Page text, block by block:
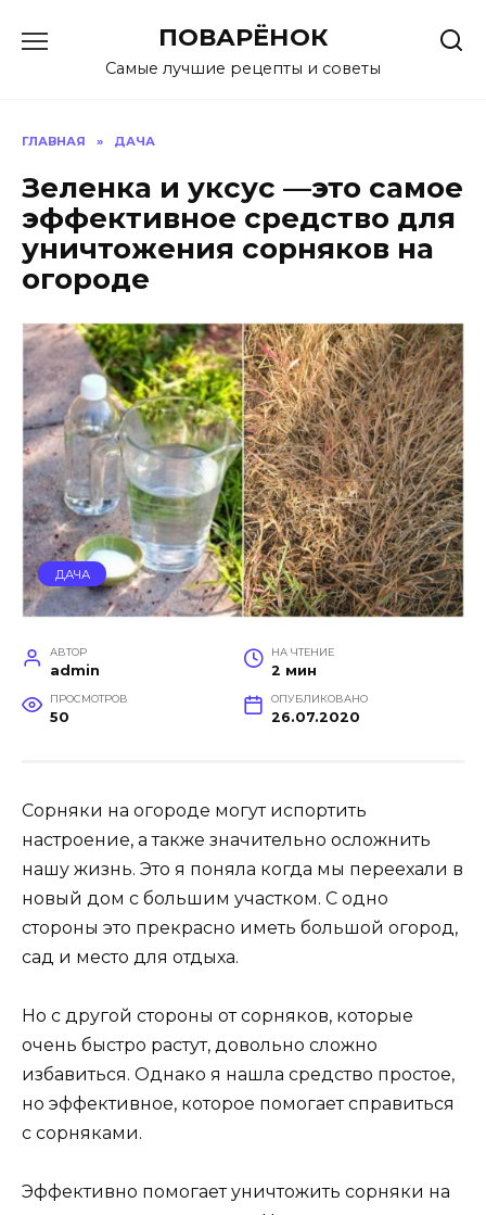
содержанию
ПОВАРЁНОК
Самые лучшие рецепты и советы
ГЛАВНАЯ » ДАЧА
Зеленка и уксус —это самое
эффективное средство для
уничтожения сорняков на
огороде
ДАЧА
АВТОР
admin
НА ЧТЕНИЕ
2 мин
ПРОСМОТРОВ
50
ОПУБЛИКОВАНО
26.07.2020
Сорняки на огороде могут испортить
настроение, а также значительно осложнить
нашу жизнь. Это я поняла когда мы переехали в
новый дом с большим участком. С одно
стороны это прекрасно иметь большой огород,
сад и место для отдыха.
Но с другой стороны от сорняков, которые
очень быстро растут, довольно сложно
избавиться. Однако я нашла средство простое,
но эффективное, которое помогает справиться
с сорняками.
Эффективно помогает уничтожить сорняки на